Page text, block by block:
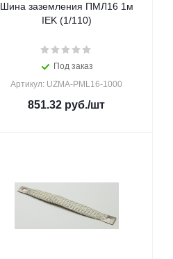
Шина заземления ПМЛ16 1м
IEK (1/110)
Под заказ
Артикул: UZMA-PML16-1000
851.32 руб./шт